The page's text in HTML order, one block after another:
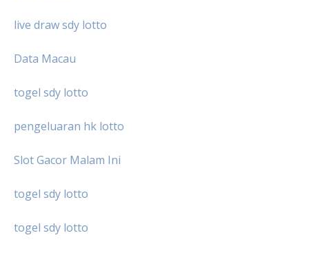
live draw sdy lotto
Data Macau
togel sdy lotto
pengeluaran hk lotto
Slot Gacor Malam Ini
togel sdy lotto
togel sdy lotto